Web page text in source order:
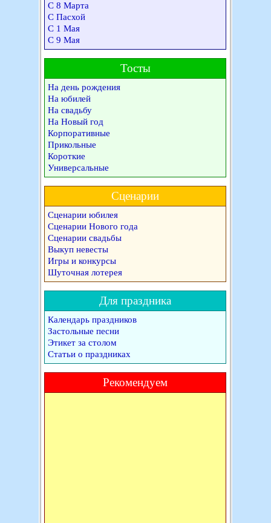
С 8 Марта
С Пасхой
С 1 Мая
С 9 Мая
Тосты
На день рождения
На юбилей
На свадьбу
На Новый год
Корпоративные
Прикольные
Короткие
Универсальные
Сценарии
Сценарии юбилея
Сценарии Нового года
Сценарии свадьбы
Выкуп невесты
Игры и конкурсы
Шуточная лотерея
Для праздника
Календарь праздников
Застольные песни
Этикет за столом
Статьи о праздниках
Рекомендуем